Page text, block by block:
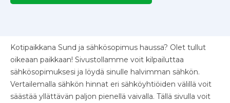
Kotipaikkana Sund ja sähkösopimus haussa? Olet tullut
oikeaan paikkaan! Sivustollamme voit kilpailuttaa
sähkösopimuksesi ja löydä sinulle halvimman sähkön.
Vertailemalla sähkön hinnat eri sähköyhtiöiden välillä voit
säästää yllättävän paljon pienellä vaivalla. Tällä sivulla voit